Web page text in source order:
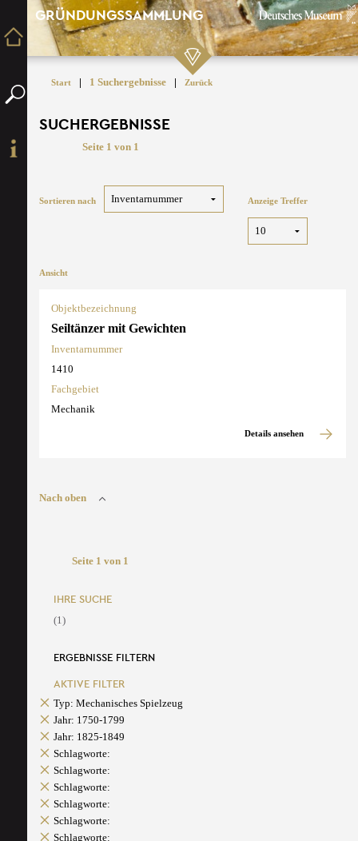
GRÜNDUNGSSAMMLUNG
Start | 1 Suchergebnisse | Zurück
SUCHERGEBNISSE
Seite 1 von 1
Sortieren nach Anzeige Treffer
Ansicht
Objektbezeichnung
Seiltänzer mit Gewichten
Inventarnummer
1410
Fachgebiet
Mechanik
Details ansehen
Nach oben
Seite 1 von 1
IHRE SUCHE
(1)
ERGEBNISSE FILTERN
AKTIVE FILTER
Typ: Mechanisches Spielzeug
Jahr: 1750-1799
Jahr: 1825-1849
Schlagworte:
Schlagworte:
Schlagworte:
Schlagworte:
Schlagworte:
Schlagworte: